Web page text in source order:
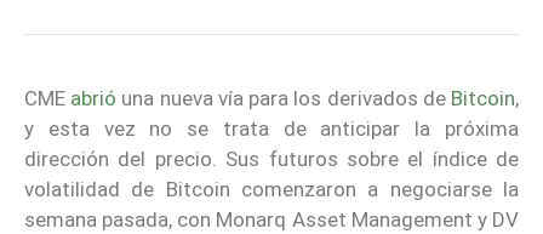
CME abrió una nueva vía para los derivados de Bitcoin,
y esta vez no se trata de anticipar la próxima
dirección del precio. Sus futuros sobre el índice de
volatilidad de Bitcoin comenzaron a negociarse la
semana pasada, con Monarq Asset Management y DV